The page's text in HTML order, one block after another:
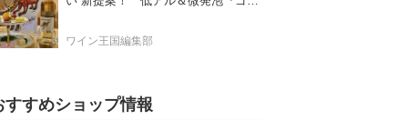
ワイン王国編集部
すすめショップ情報